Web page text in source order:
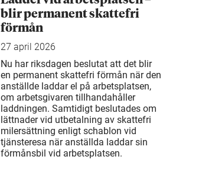
blir permanent skattefri
förmån
27 april 2026
Nu har riksdagen beslutat att det blir
en permanent skattefri förmån när den
anställde laddar el på arbetsplatsen,
om arbetsgivaren tillhandahåller
laddningen. Samtidigt beslutades om
lättnader vid utbetalning av skattefri
milersättning enligt schablon vid
tjänsteresa när anställda laddar sin
förmånsbil vid arbetsplatsen.